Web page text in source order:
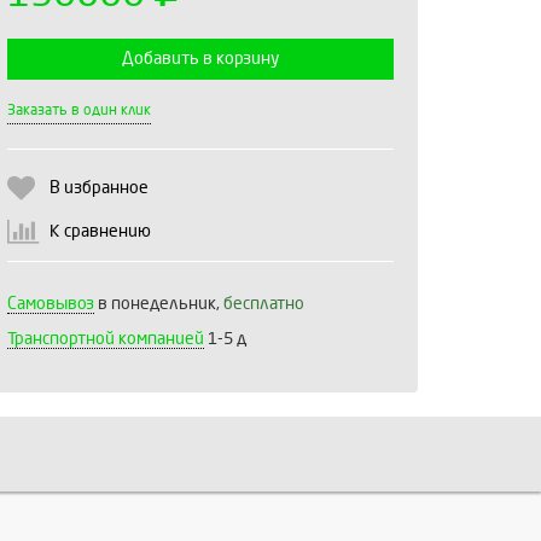
Добавить в корзину
Заказать в один клик
В избранное
К сравнению
Самовывоз в понедельник, бесплатно
Транспортной компанией 1-5 д